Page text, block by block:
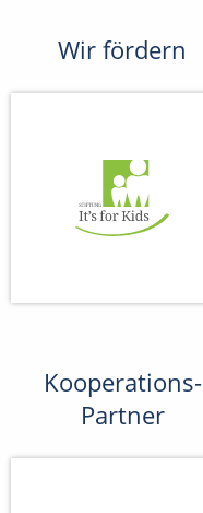
Wir fördern
Kooperations-
Partner